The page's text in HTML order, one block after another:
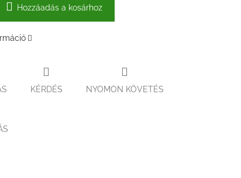
Hozzáadás a kosárhoz
KÉRDÉS NYOMON KÖVETÉS